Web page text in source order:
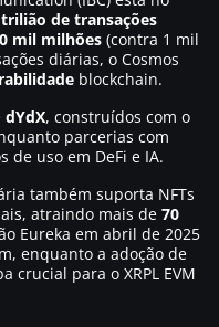
de transações
mil milhões (contra 1 mil
diárias, o Cosmos
blockchain.
dYdX, construídos com o
parcerias com
de uso em DeFi e IA.
também suporta NFTs
atraindo mais de 70
Eureka em abril de 2025
enquanto a adoção de
crucial para o XRPL EVM